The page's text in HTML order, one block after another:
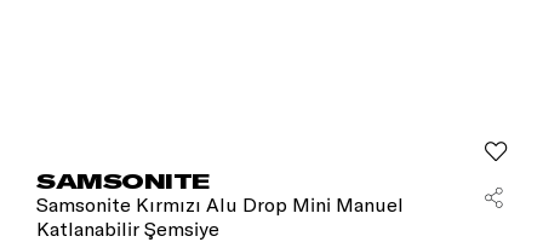
SAMSONITE
Samsonite Kırmızı Alu Drop Mini Manuel
Katlanabilir Şemsiye